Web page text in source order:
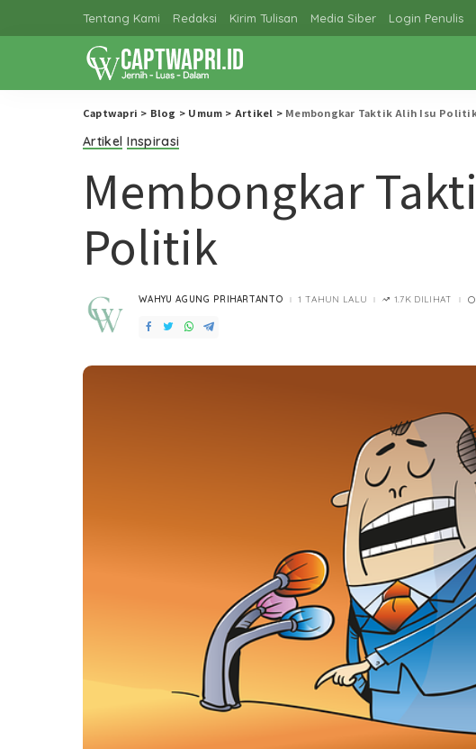
Tentang Kami Redaksi Kirim Tulisan Media Siber Login Penulis
Captwapri > Blog > Umum > Artikel > Membongkar Taktik Alih Isu
Artikel Inspirasi
Membongkar
Politik
POSTED
WAHYU AGUNG PRIHARTANTO 1 TAHUN LALU 1.7K DILIHAT